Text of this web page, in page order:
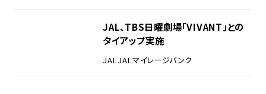
JAL、TBS日曜劇場「VIVANT」との
タイアップ実施
JALJALマイレージバンク